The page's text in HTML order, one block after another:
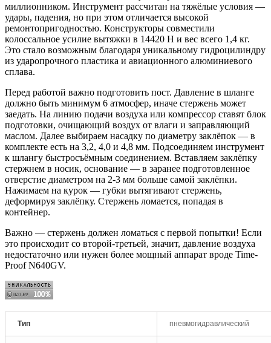
миллионником. Инструмент рассчитан на тяжёлые условия —
удары, падения, но при этом отличается высокой
ремонтопригодностью. Конструкторы совместили
колоссальное усилие вытяжки в 14420 Н и вес всего 1,4 кг.
Это стало возможным благодаря уникальному гидроцилиндру
из ударопрочного пластика и авиационного алюминиевого
сплава.
Перед работой важно подготовить пост. Давление в шланге
должно быть минимум 6 атмосфер, иначе стержень может
заедать. На линию подачи воздуха или компрессор ставят блок
подготовки, очищающий воздух от влаги и заправляющий
маслом. Далее выбираем насадку по диаметру заклёпок — в
комплекте есть на 3,2, 4,0 и 4,8 мм. Подсоединяем инструмент
к шлангу быстросъёмным соединением. Вставляем заклёпку
стержнем в носик, основание — в заранее подготовленное
отверстие диаметром на 2-3 мм больше самой заклёпки.
Нажимаем на курок — губки вытягивают стержень,
деформируя заклёпку. Стержень ломается, попадая в
контейнер.
Важно — стержень должен ломаться с первой попытки! Если
это происходит со второй-третьей, значит, давление воздуха
недостаточно или нужен более мощный аппарат вроде Time-
Proof N640GV.
Тип пневмогидравлический